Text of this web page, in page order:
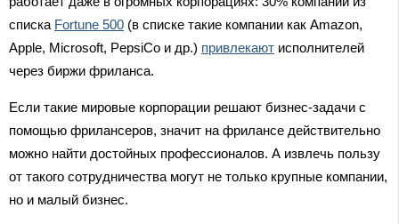
списка Fortune 500 (в списке такие компании как Amazon,
Apple, Microsoft, PepsiCo и др.) привлекают исполнителей
через биржи фриланса.
Если такие мировые корпорации решают бизнес-задачи с
помощью фрилансеров, значит на фрилансе действительно
можно найти достойных профессионалов. А извлечь пользу
от такого сотрудничества могут не только крупные компании,
но и малый бизнес.